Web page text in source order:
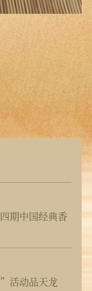
期中国经典香
活动品天龙